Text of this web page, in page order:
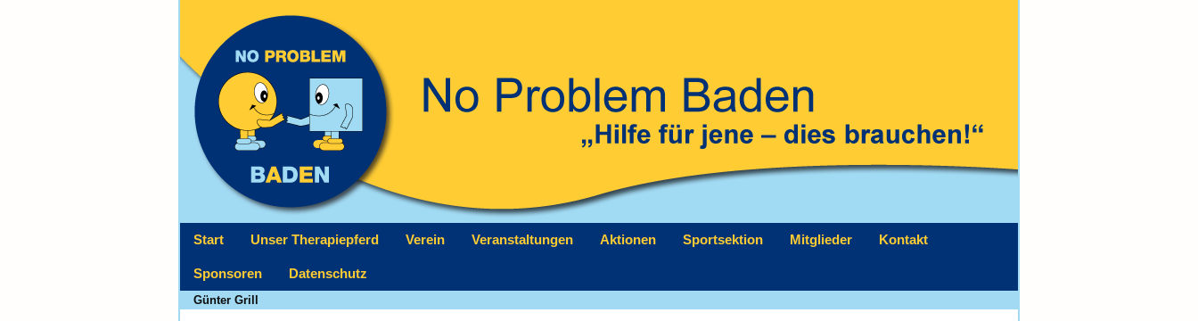
Start Unser Therapiepferd Verein Veranstaltungen Aktionen Sportsektion Mitglieder Kontakt
Sponsoren Datenschutz
Günter Grill